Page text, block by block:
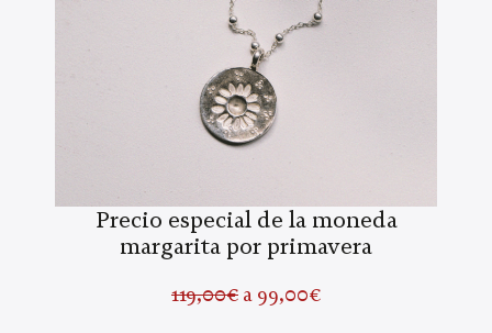
Precio especial de la moneda
margarita por primavera
119,00€ a 99,00€